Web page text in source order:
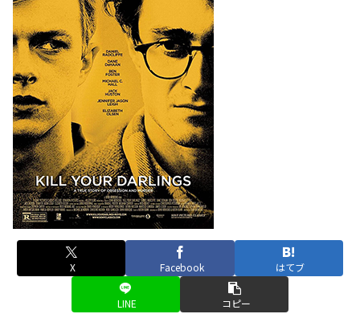
X Facebook はてブ
LINE コピー